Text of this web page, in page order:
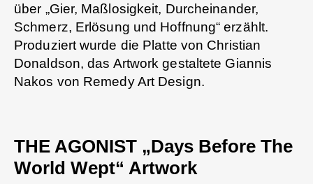
über „Gier, Maßlosigkeit, Durcheinander,
Schmerz, Erlösung und Hoffnung“ erzählt.
Produziert wurde die Platte von Christian
Donaldson, das Artwork gestaltete Giannis
Nakos von Remedy Art Design.
THE AGONIST „Days Before The
World Wept“ Artwork